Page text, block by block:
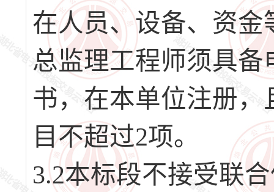
在人员、设备、资
总监理工程师须具
书，在本单位注册
目不超过2项。
3.2本标段不接受联